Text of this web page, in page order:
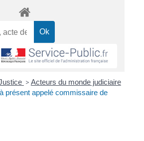
> Acteurs du monde judiciaire
présent appelé commissaire de